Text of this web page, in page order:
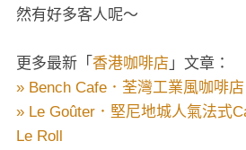
然有好多客人呢～
更多最新「 香港咖啡店 」文章：
» Bench Cafe．荃灣工業風咖啡店
» Le Goûter．堅尼地城人氣法式
Le Roll